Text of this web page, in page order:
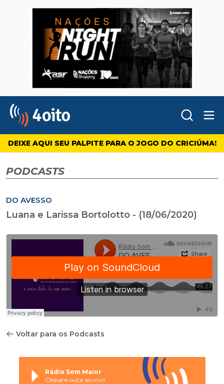
4oito
DEIXE AQUI SEU PALPITE PARA O JOGO DO CRICIÚMA!
PODCASTS
DO AVESSO
Luana e Larissa Bortolotto - (18/06/2020)
Voltar para os Podcasts
Rádio Som Maior
Clique e ouça ao vivo